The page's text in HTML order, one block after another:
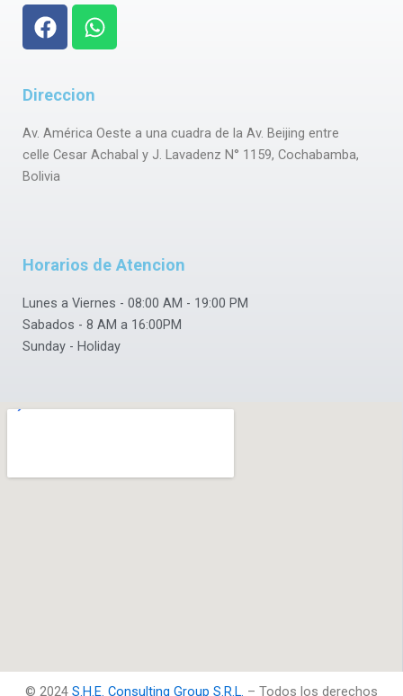
F
a
b
o
o
k
W
h
s
a
p
Direccion
Av. América Oeste a una cuadra de la Av. Beijing entre
celle Cesar Achabal y J. Lavadenz N° 1159, Cochabamba,
Bolivia
Horarios de Atencion
Lunes a Viernes - 08:00 AM - 19:00 PM
Sabados - 8 AM a 16:00PM
Sunday - Holiday
© 2024 S.H.E. Consulting Group S.R.L. – Todos los derechos